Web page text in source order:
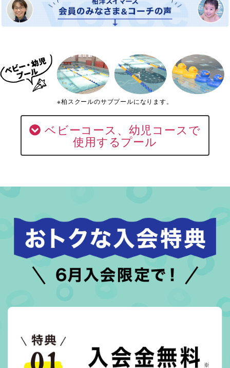
※柏スクールのサブプールになります。
ベビーコース、幼児コースで
使用するプール